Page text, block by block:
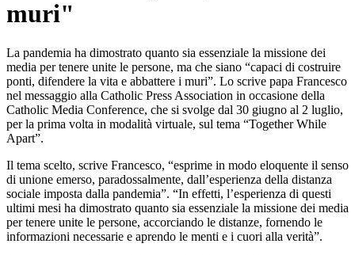
muri"
La pandemia ha dimostrato quanto sia essenziale la missione dei
media per tenere unite le persone, ma che siano “capaci di costruire
ponti, difendere la vita e abbattere i muri”. Lo scrive papa Francesco
nel messaggio alla Catholic Press Association in occasione della
Catholic Media Conference, che si svolge dal 30 giugno al 2 luglio,
per la prima volta in modalità virtuale, sul tema “Together While
Apart”.
Il tema scelto, scrive Francesco, “esprime in modo eloquente il senso
di unione emerso, paradossalmente, dall’esperienza della distanza
sociale imposta dalla pandemia”. “In effetti, l’esperienza di questi
ultimi mesi ha dimostrato quanto sia essenziale la missione dei media
per tenere unite le persone, accorciando le distanze, fornendo le
informazioni necessarie e aprendo le menti e i cuori alla verità”.